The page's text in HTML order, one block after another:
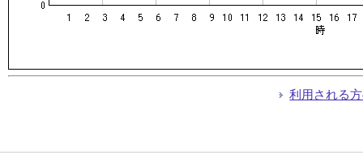
利用される